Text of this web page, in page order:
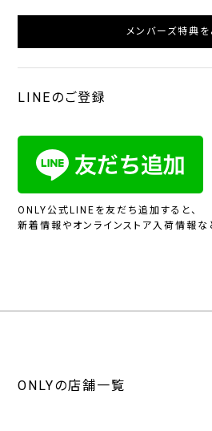
メンバーズ特典を
LINEのご登録
ONLY公式LINEを友だち追加すると、
新着情報やオンラインストア入荷情報な
ONLYの店舗一覧